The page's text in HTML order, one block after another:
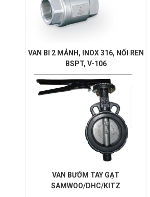
VAN BI 2 MẢNH, INOX 316, NỐI REN
BSPT, V-106
VAN BƯỚM TAY GẠT
SAMWOO/DHC/KITZ